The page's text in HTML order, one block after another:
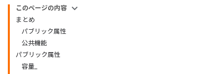
このページの内容
まとめ
パブリック属性
公共機能
パブリック属性
容量_